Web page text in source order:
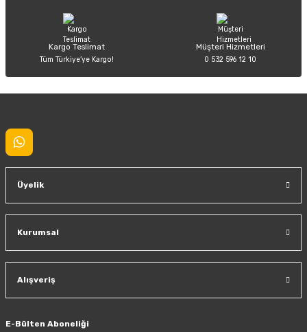
Kargo Teslimat
Tüm Türkiye’ye Kargo!
Müşteri Hizmetleri
0 532 596 12 10
Üyelik
Kurumsal
Alışveriş
E-Bülten Aboneliği